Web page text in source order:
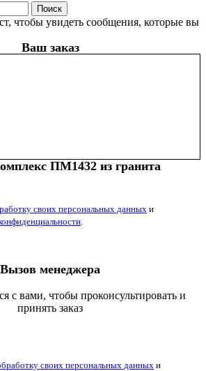
Поиск
чтобы увидеть сообщения, которые вы
Ваш заказ
ПМ1432 из гранита
своих персональных данных и
Вызов менеджера
с вами, чтобы проконсультировать и
принять заказ
своих персональных данных и